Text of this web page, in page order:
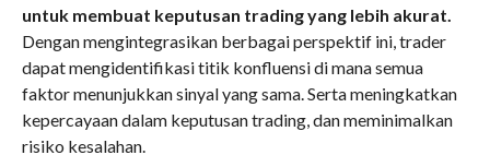
untuk membuat keputusan trading yang lebih akurat.
Dengan mengintegrasikan berbagai perspektif ini, trader
dapat mengidentifikasi titik konfluensi di mana semua
faktor menunjukkan sinyal yang sama. Serta meningkatkan
kepercayaan dalam keputusan trading, dan meminimalkan
risiko kesalahan.